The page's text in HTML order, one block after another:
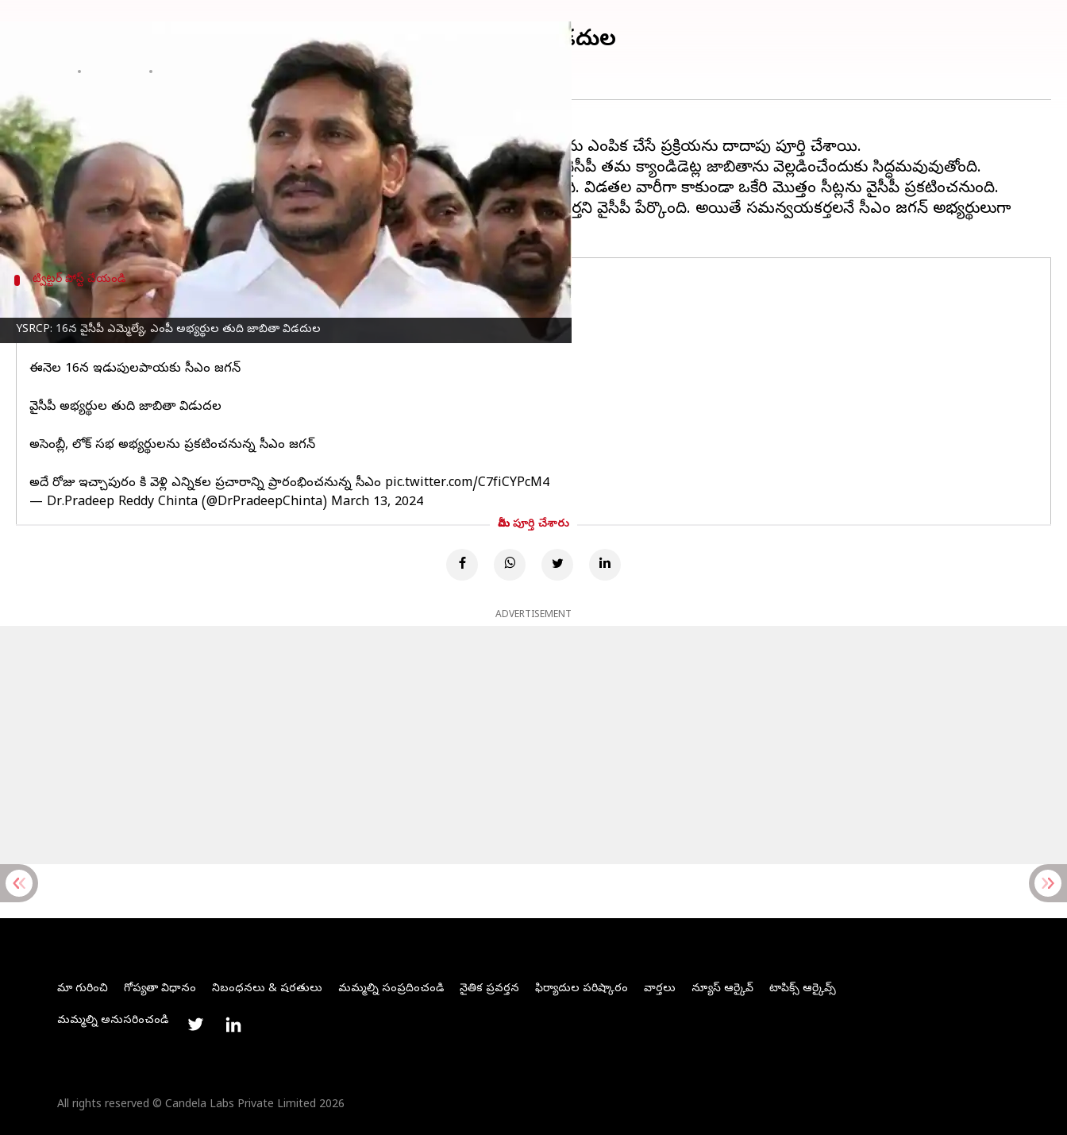
YSRCP: 16న వైసీపీ ఎమ్మెల్యే, ఎంపీ అభ్యర్థుల తుది జాబితా విడదుల
YSRCP: 16న వైసీపీ ఎమ్మెల్యే, ఎంపీ అభ్యర్థుల తుది జాబితా విడదుల
ఈ వార్తాకథనం ఏంటి
సార్వత్రిక ఎన్నికలకు సమయం దగ్గరపడుతోంది. దీంతోఆంధ్రప్రదేశ్‌లో ప్రధాన పార్టీలు అభ్యర్థులను ఎంపిక చేసే ప్రక్రియను దాదాపు పూర్తి చేశాయి.
ఇప్పటికే టీడీపీ-జనసేన- బీజేపీ కూటమి మెజార్టీ సీట్లకు అభ్యర్థులను ప్రకటించగా.. తాజాగా వైసీపీ తమ క్యాండిడెట్ల జాబితాను వెల్లడించేందుకు సిద్ధమవువుతోంది.
ఈనెల 16న ఎంపీ, ఎమ్మెల్యే అభ్యర్థుల తుది జాబితాను వెల్లడించనున్నట్లు వైసీపీ వెల్లడించింది. విడతల వారీగా కాకుండా ఒకేసారి మొత్తం సీట్లను వైసీపీ ప్రకటించనుంది.
ఇడుపులపాయలోని వైఎస్‌ఆర్‌ ఘాట్‌ వద్ద అభ్యర్థుల జాబితాను సీఎం జగన్‌ స్వయంగా ప్రకటిస్తారని వైసీపీ పేర్కొంది. అయితే సమన్వయకర్తలనే సీఎం జగన్ అభ్యర్థులుగా
ట్విట్టర్ పోస్ట్ చేయండి
ఇడుపులపాయలోని వైఎస్‌ఆర్‌ ఘాట్‌ వద్ద అభ్యర్థుల ప్రకటన
బ్రేకింగ్ న్యూస్ 🔥🔥
ఈనెల 16న ఇడుపులపాయకు సీఎం జగన్
వైసీపీ అభ్యర్థుల తుది జాబితా విడుదల
అసెంబ్లీ, లోక్ సభ అభ్యర్థులను ప్రకటించనున్న సీఎం జగన్
అదే రోజు ఇచ్చాపురం కి వెళ్లి ఎన్నికల ప్రచారాన్ని ప్రారంభించనున్న సీఎం pic.twitter.com/C7fiCYPcM4
— Dr.Pradeep Reddy Chinta (@DrPradeepChinta) March 13, 2024
మీరు పూర్తి చేశారు
ADVERTISEMENT
మా గురించి గోప్యతా విధానం నిబంధనలు & షరతులు మమ్మల్ని సంప్రదించండి నైతిక ప్రవర్తన ఫిర్యాదుల పరిష్కారం వార్తలు న్యూస్ ఆర్కైవ్ టాపిక్స్ ఆర్కైవ్స్
మమ్మల్ని అనుసరించండి
All rights reserved © Candela Labs Private Limited 2026